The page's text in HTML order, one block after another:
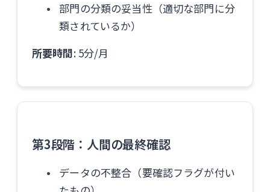
部門の分類の妥当性（適切な部門に分
類されているか）
所要時間: 5分/月
第3段階：人間の最終確認
データの不整合（要確認フラグが付い